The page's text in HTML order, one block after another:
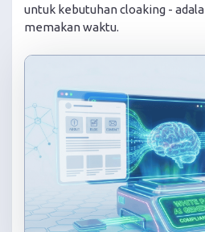
untuk kebutuhan cloaking -
memakan waktu.